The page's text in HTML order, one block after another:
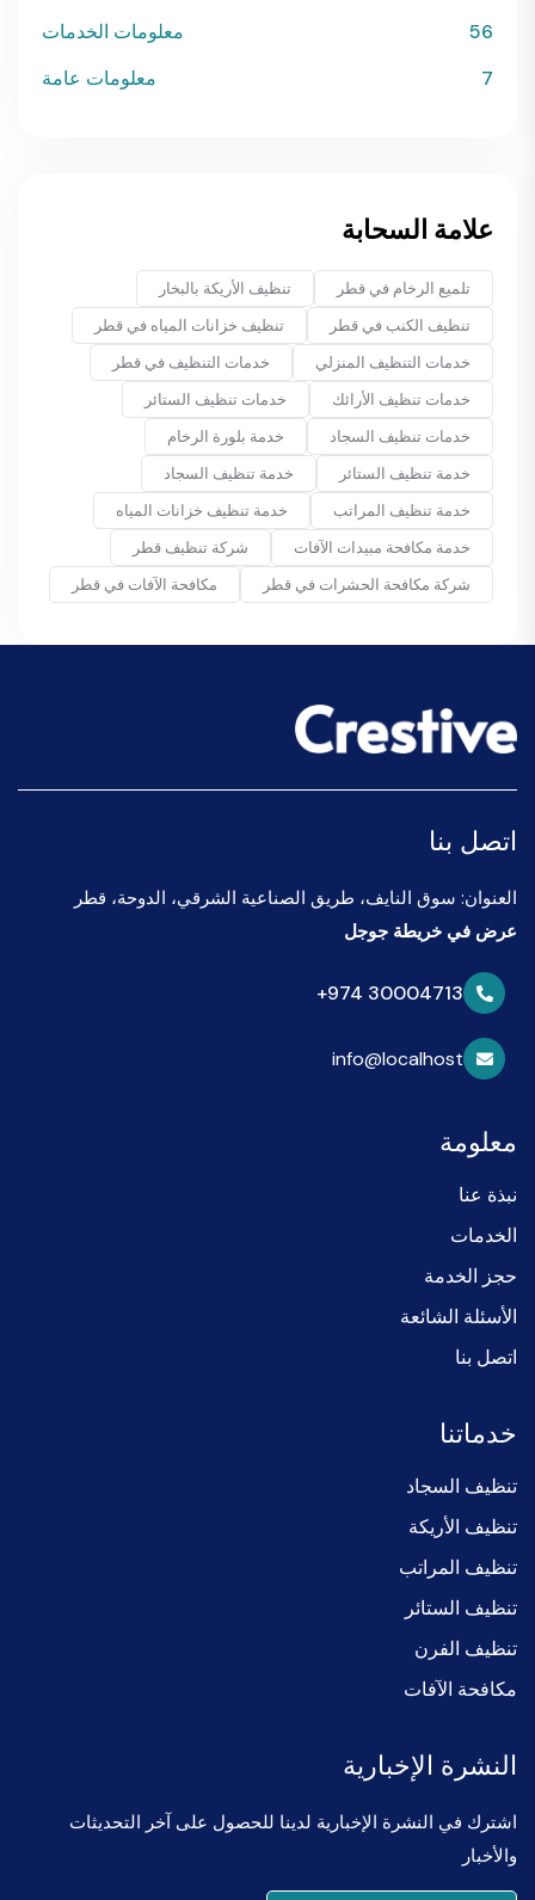
معلومات الخدمات
56
معلومات عامة
7
علامة السحابة
تلميع الرخام في قطر
تنظيف الأريكة بالبخار
تنظيف الكنب في قطر
تنظيف خزانات المياه في قطر
خدمات التنظيف المنزلي
خدمات التنظيف في قطر
خدمات تنظيف الأرائك
خدمات تنظيف الستائر
خدمات تنظيف السجاد
خدمة بلورة الرخام
خدمة تنظيف الستائر
خدمة تنظيف السجاد
خدمة تنظيف المراتب
خدمة تنظيف خزانات المياه
خدمة مكافحة مبيدات الآفات
شركة تنظيف قطر
شركة مكافحة الحشرات في قطر
مكافحة الآفات في قطر
اتصل بنا
العنوان: سوق النايف، طريق الصناعية الشرقي، الدوحة، قطر
عرض في خريطة جوجل
+974 30004713
info@localhost
معلومة
نبذة عنا
الخدمات
حجز الخدمة
الأسئلة الشائعة
اتصل بنا
خدماتنا
تنظيف السجاد
تنظيف الأريكة
تنظيف المراتب
تنظيف الستائر
تنظيف الفرن
مكافحة الآفات
النشرة الإخبارية
اشترك في النشرة الإخبارية لدينا للحصول على آخر التحديثات
والأخبار